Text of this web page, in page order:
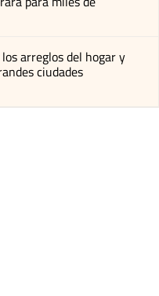
arreglos del hogar y
ciudades